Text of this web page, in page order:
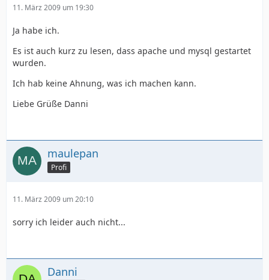
11. März 2009 um 19:30
Ja habe ich.
Es ist auch kurz zu lesen, dass apache und mysql gestartet
wurden.
Ich hab keine Ahnung, was ich machen kann.
Liebe Grüße Danni
maulepan
Profi
11. März 2009 um 20:10
sorry ich leider auch nicht...
Danni